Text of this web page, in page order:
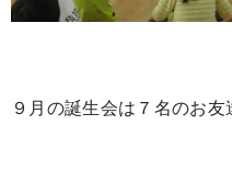
９月の誕生会は７名のお友